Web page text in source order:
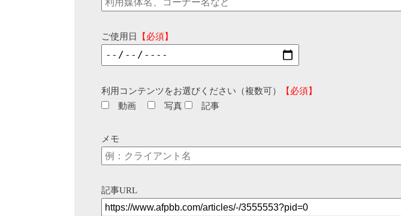
ご使用日 【必須】
利用コンテンツをお選びください（複数可）
【必須】
動画
写真 記事
メモ
記事URL